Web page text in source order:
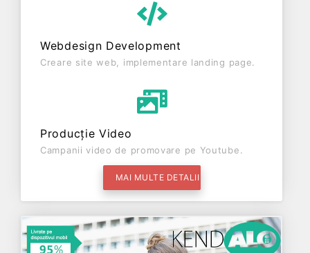
Webdesign Development
Creare site web, implementare landing page.
Producție Video
Campanii video de promovare pe Youtube.
MAI MULTE DETALII